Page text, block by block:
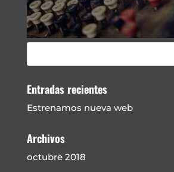
Entradas recientes
Estrenamos nueva web
Archivos
octubre 2018